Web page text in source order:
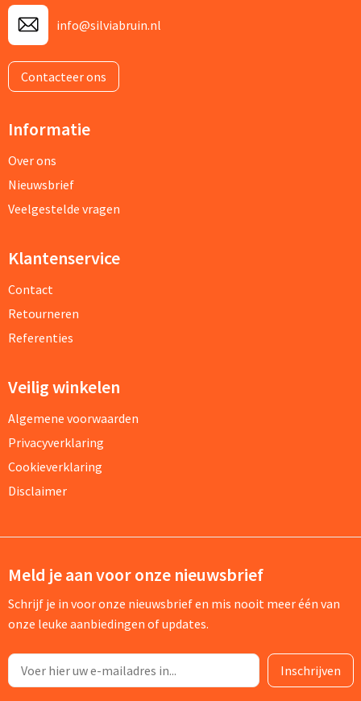
info@silviabruin.nl
Contacteer ons
Informatie
Over ons
Nieuwsbrief
Veelgestelde vragen
Klantenservice
Contact
Retourneren
Referenties
Veilig winkelen
Algemene voorwaarden
Privacyverklaring
Cookieverklaring
Disclaimer
Meld je aan voor onze nieuwsbrief
Schrijf je in voor onze nieuwsbrief en mis nooit meer één van
onze leuke aanbiedingen of updates.